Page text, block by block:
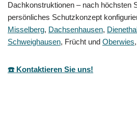
Dachkonstruktionen – nach höchsten
persönliches Schutzkonzept
Misselberg, Dachsenhausen,
Schweighausen, Frücht und Oberwies,
☎️ Kontaktieren Sie uns!